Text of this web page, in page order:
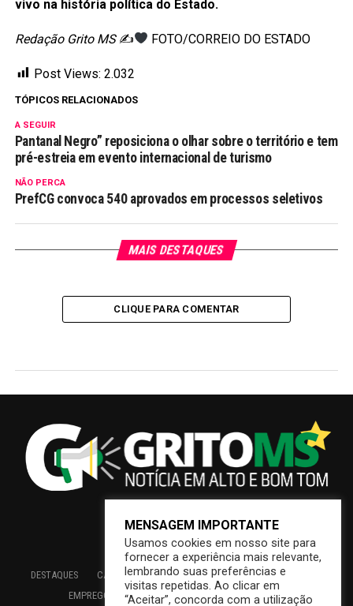
vivo na história política do Estado.
Redação Grito MS✍ FOTO/CORREIO DO ESTADO
Post Views: 2.032
TÓPICOS RELACIONADOS
A SEGUIR
Pantanal Negro” reposiciona o olhar sobre o território e tem
pré-estreia em evento internacional de turismo
NÃO PERCA
PrefCG convoca 540 aprovados em processos seletivos
MAIS DESTAQUES
CLIQUE PARA COMENTAR
DESTAQUES CAMPO GRANDE BRASIL SAÚDE
ECONOMIA
EMPREGO
EDUCAÇÃO INTERIOR PREFEITURA
MENSAGEM IMPORTANTE
Usamos cookies em nosso site para
fornecer a experiência mais relevante,
lembrando suas preferências e
visitas repetidas. Ao clicar em
“Aceitar”, concorda com a utilização